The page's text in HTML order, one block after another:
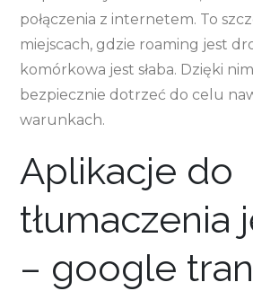
połączenia z internetem. To
miejscach, gdzie roaming jest
komórkowa jest słaba. Dzięki
bezpiecznie dotrzeć do celu
warunkach.
Aplikacje do
tłumaczenia
– google